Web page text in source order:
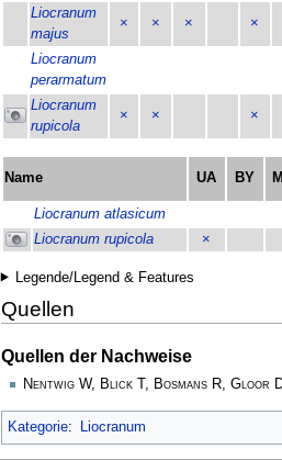
Liocranum
majus
× × × ×
Liocranum
perarmatum
Liocranum
rupicola
× × ×
Name UA BY
Liocranum atlasicum
Liocranum rupicola
×
Legende/Legend & Features
Quellen
Quellen der Nachweise
Nentwig W, Blick T, Bosmans R, Gloor
Kategorie: Liocranum